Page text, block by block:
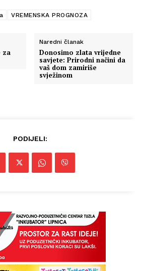
VREMENSKA PROGNOZA
za
Naredni članak
Donosimo zlata vrijedne
savjete: Prirodni načini da
vaš dom zamiriše
svježinom
PODIJELI: